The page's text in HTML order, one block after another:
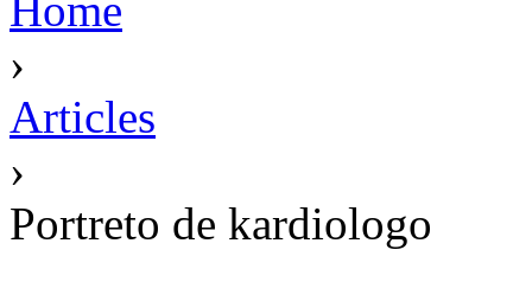
›
Articles
›
Portreto de kardiologo